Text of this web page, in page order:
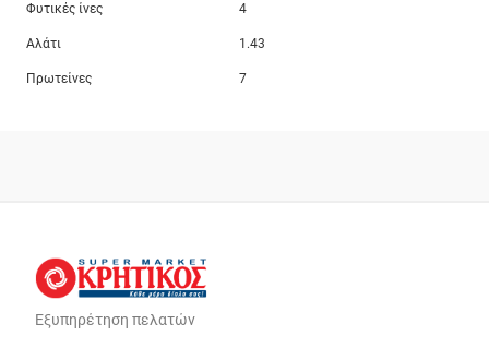
Φυτικές ίνες 4
Αλάτι 1.43
Πρωτείνες 7
Εξυπηρέτηση πελατών